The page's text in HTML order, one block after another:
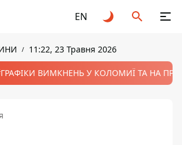
EN
11:22, 23 Травня 2026
ВИМКНЕНЬ У КОЛОМИЇ ТА НА